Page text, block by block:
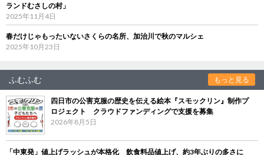
ランドむさしの村」
2025年11月4日
春だけじゃもったいないさくらの名所、加治川で秋のマルシェ
2025年10月23日
ふむふむ もっと見る
四日市の公害克服の歴史を伝える絵本『スモックリン』制作プ
ロジェクト クラウドファンディングで支援を募集
2026年8月5日
「中東発」値上げラッシュが本格化 飲食料品値上げ、約3年ぶりの多さに